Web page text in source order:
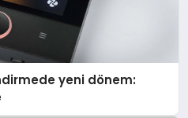
yeni dönem: